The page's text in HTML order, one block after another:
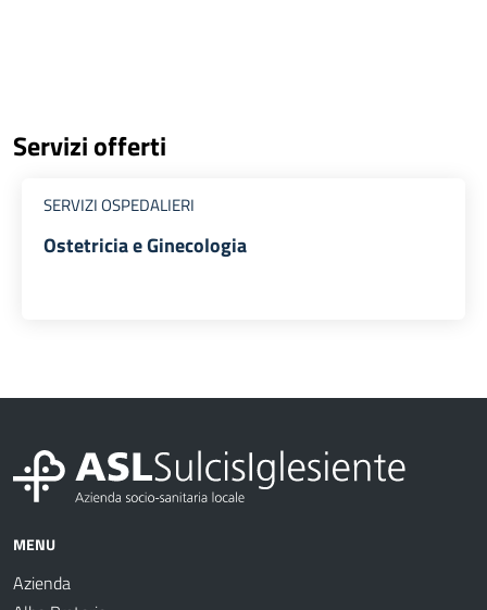
Servizi offerti
SERVIZI OSPEDALIERI
Ostetricia e Ginecologia
MENU
Azienda